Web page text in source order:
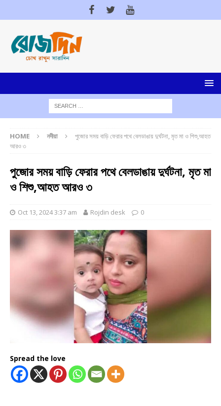
HOME নদীয়া
পুজোর সময় বাড়ি ফেরার পথে বেলডাঙায় দুর্ঘটনা, মৃত মা ও শিশু,আহত
আরও ৩
পুজোর সময় বাড়ি ফেরার পথে বেলডাঙায় দুর্ঘটনা, মৃত মা
ও শিশু,আহত আরও ৩
Oct 13, 2024 3:37 am Rojdin desk 0
Spread the love